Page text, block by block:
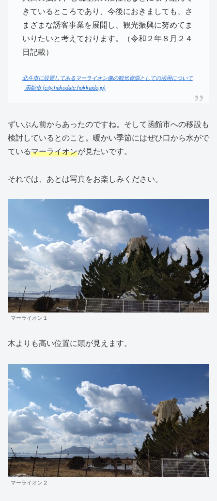
きているところであり、今後におきましても、さ
まざまな誘客事業を展開し、観光振興に努めてま
いりたいと考えております。（令和２年８月２４
日記載）
北斗市に設置してあるマーライオン像の観光資源としての活用について
| 函館市 (city.hakodate.hokkaido.jp)
ずいぶん前からあったのですね。そして函館市への移設も
検討しているとのこと。暖かい季節にはぜひ口から水がで
ているマーライオンが見たいです。
それでは、あとは写真をお楽しみください。
マーライオン１
木よりも高い位置に頭が見えます。
マーライオン２